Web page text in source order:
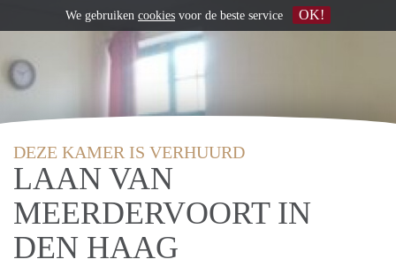
DEZE KAMER IS VERHUURD
LAAN VAN
MEERDERVOORT IN
DEN HAAG
We gebruiken cookies voor de beste service OK!